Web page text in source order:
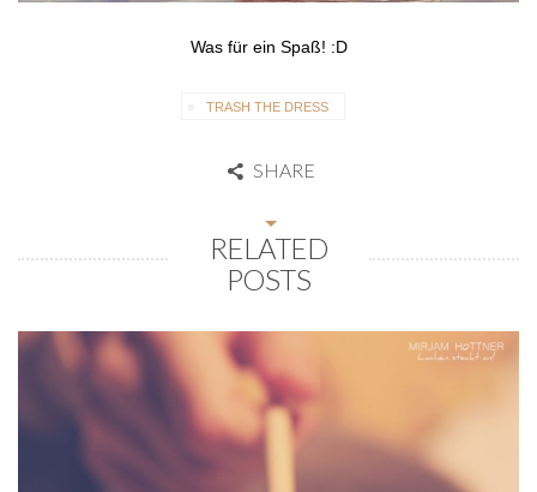
Was für ein Spaß! :D
TRASH THE DRESS
SHARE
RELATED
POSTS